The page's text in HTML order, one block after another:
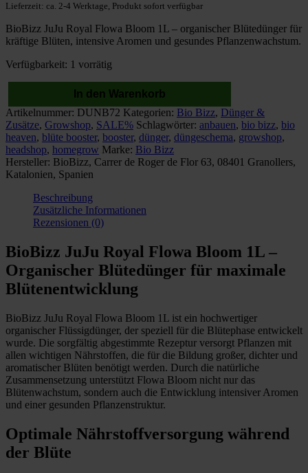
Lieferzeit: ca. 2-4 Werktage, Produkt sofort verfügbar
BioBizz JuJu Royal Flowa Bloom 1L – organischer Blütedünger für
kräftige Blüten, intensive Aromen und gesundes Pflanzenwachstum.
Verfügbarkeit: 1 vorrätig
JuJu
Royal
Flowa
Bloom
1L
Menge
In den Warenkorb
Artikelnummer: DUNB72 Kategorien: Bio Bizz, Dünger &
Zusätze, Growshop, SALE% Schlagwörter: anbauen, bio bizz, bio
heaven, blüte booster, booster, dünger, düngeschema, growshop,
headshop, homegrow Marke: Bio Bizz
Hersteller: BioBizz, Carrer de Roger de Flor 63, 08401 Granollers,
Katalonien, Spanien
Beschreibung
Zusätzliche Informationen
Rezensionen (0)
BioBizz JuJu Royal Flowa Bloom 1L –
Organischer Blütedünger für maximale
Blütenentwicklung
BioBizz JuJu Royal Flowa Bloom 1L ist ein hochwertiger
organischer Flüssigdünger, der speziell für die Blütephase entwickelt
wurde. Die sorgfältig abgestimmte Rezeptur versorgt Pflanzen mit
allen wichtigen Nährstoffen, die für die Bildung großer, dichter und
aromatischer Blüten benötigt werden. Durch die natürliche
Zusammensetzung unterstützt Flowa Bloom nicht nur das
Blütenwachstum, sondern auch die Entwicklung intensiver Aromen
und einer gesunden Pflanzenstruktur.
Optimale Nährstoffversorgung während
der Blüte